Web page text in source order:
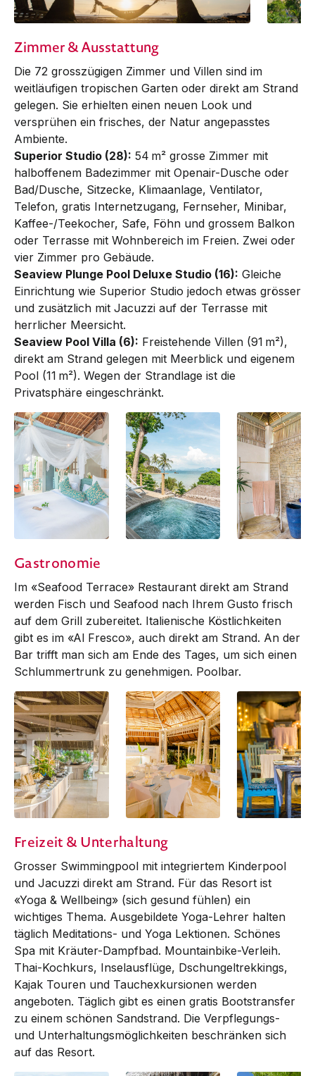
Zimmer & Ausstattung
Die 72 grosszügigen Zimmer und ­Vil­len sind im
weitläufigen tropischen Garten oder direkt am Strand
gelegen. Sie erhielten einen neuen Look und
versprühen ein frisches, der Natur angepasstes
Ambiente.
Superior Studio (28): 54 m² grosse Zimmer mit
halboffenem Badezimmer mit Openair-Dusche oder
Bad/Dusche, Sitzecke, Klimaanlage, Ventilator,
Telefon, gratis Internetzugang, Fernseher, Minibar,
Kaffee-/Tee­kocher, Safe, Föhn und grossem Balkon
oder Terrasse mit Wohnbereich im Freien. Zwei oder
vier Zimmer pro Gebäude.
Seaview Plunge Pool Deluxe Studio (16): Gleiche
Ein­rich­tung wie Superior Stu­dio jedoch etwas grösser
und zusätzlich mit Ja­cuzzi auf der Terrasse mit
herrlicher Meersicht.
Seaview Pool Villa (6): Freistehende Villen (91 m²),
direkt am Strand ge­le­gen mit Meerblick und eigenem
Pool (11 m²). Wegen der Strandlage ist die
Privatsphäre eingeschränkt.
Pool Deluxe Studio
Gastronomie
Im «Seafood Terrace» Restaurant direkt am Strand
werden Fisch und Seafood nach Ihrem Gusto frisch
auf dem Grill zubereitet. Italienische Köstlichkeiten
gibt es im «Al Fresco», auch direkt am Strand. An der
Bar trifft man sich am Ende des Tages, um sich einen
Schlummertrunk zu genehmigen. Poolbar.
Fresco
Freizeit & Unterhaltung
Grosser Swim­ming­pool mit integriertem Kinderpool
und Jacuzzi direkt am Strand. Für das Resort ist
«Yoga & Wellbeing» (sich gesund fühlen) ein
wichtiges Thema. Ausgebildete Yoga-Lehrer halten
täglich Medi­tations- und Yoga Lektionen. Schönes
Spa mit Kräuter-Dampfbad. Moun­tain­bike-Verleih.
Thai-Kochkurs, Insel­­aus­­flüge, Dschungeltrek­kings,
Kajak Touren und Tauch­exkur­sio­nen werden
angeboten. Täglich gibt es einen gratis Boot­­s­­transfer
zu einem schönen Sand­strand. Die Verpfleg­ungs-
und Unterhaltungsmöglichkeiten beschränken sich
auf das Resort.